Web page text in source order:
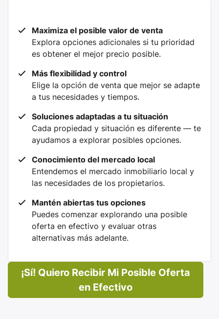
Maximiza el posible valor de venta
Explora opciones adicionales si tu prioridad
es obtener el mejor precio posible.
Más flexibilidad y control
Elige la opción de venta que mejor se adapte
a tus necesidades y tiempos.
Soluciones adaptadas a tu situación
Cada propiedad y situación es diferente — te
ayudamos a explorar posibles opciones.
Conocimiento del mercado local
Entendemos el mercado inmobiliario local y
las necesidades de los propietarios.
Mantén abiertas tus opciones
Puedes comenzar explorando una posible
oferta en efectivo y evaluar otras
alternativas más adelante.
¡Sí! Quiero Recibir Mi Posible Oferta
en Efectivo